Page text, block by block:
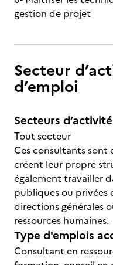
gestion de projet
Secteur
d’emploi
Secteurs
Tout secteur
Ces consultants sont
créent leur propre
également travailler
publiques ou privées
directions générales
ressources humaines.
Type d'emplois
Consultant en